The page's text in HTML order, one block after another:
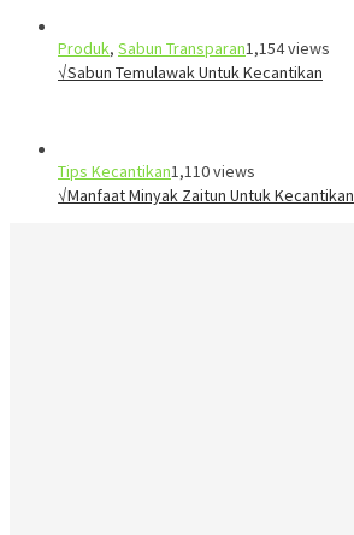
Produk, Sabun Transparan1,154 views
√Sabun Temulawak Untuk Kecantikan
Tips Kecantikan1,110 views
√Manfaat Minyak Zaitun Untuk Kecantikan